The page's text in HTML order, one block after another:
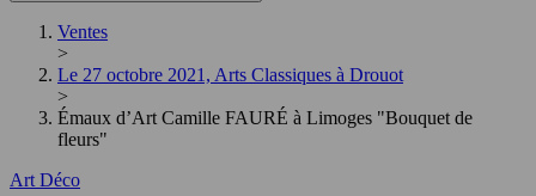
Ventes
>
Le 27 octobre 2021, Arts Classiques à Drouot
>
Émaux d’Art Camille FAURÉ à Limoges "Bouquet de
fleurs"
Art Déco